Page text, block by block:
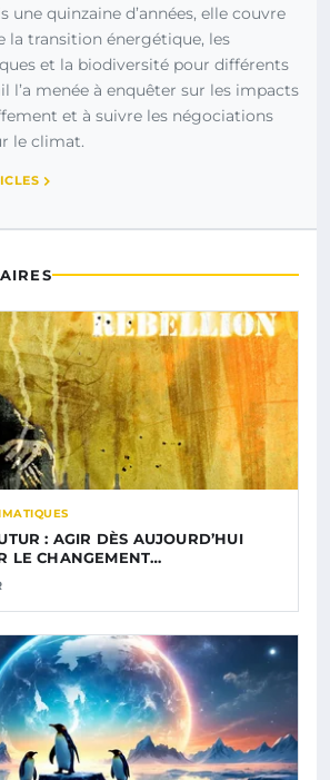
une quinzaine d’années, elle couvre
la transition énergétique, les
et la biodiversité pour différents
l’a menée à enquêter sur les impacts
et à suivre les négociations
le climat.
: AGIR DÈS AUJOURD’HUI
LE CHANGEMENT…